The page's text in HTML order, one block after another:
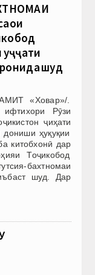
шуд
«Ховар»/.
Рӯзи
ҷиҳати
ҳуқуқии
китобхонӣ дар
Тоҷикобод
бахтномаи
шуд. Дар